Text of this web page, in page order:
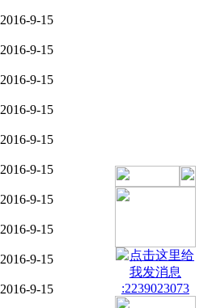
2016-9-15
2016-9-15
2016-9-15
2016-9-15
2016-9-15
2016-9-15
2016-9-15
2016-9-15
2016-9-15
2016-9-15 :2239023073